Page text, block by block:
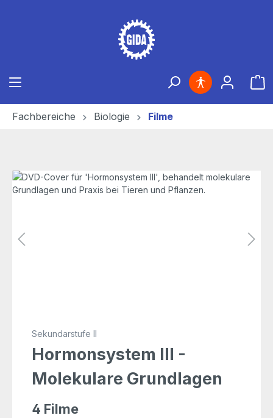
Fachbereiche Biologie Filme
Bildergalerie überspringen
Sekundarstufe II
Hormonsystem III -
Molekulare Grundlagen
4 Filme